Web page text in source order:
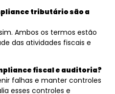
tributário são a
Ambos os termos estão
das atividades fiscais e
fiscal e auditoria?
falhas e manter controles
esses controles e